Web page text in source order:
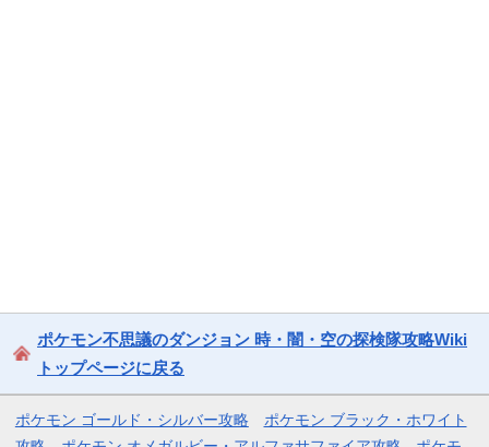
ポケモン不思議のダンジョン 時・闇・空の探検隊攻略Wiki
トップページに戻る
ポケモン ゴールド・シルバー攻略
ポケモン ブラック・ホワイト